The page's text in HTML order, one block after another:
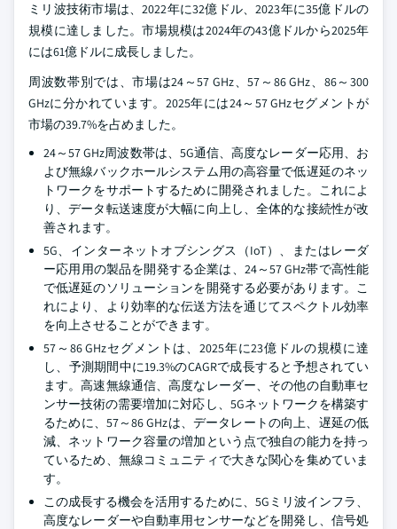
ミリ波技術市場は、2022年に32億ドル、2023年に35億ドルの
規模に達しました。市場規模は2024年の43億ドルから2025年
には61億ドルに成長しました。
周波数帯別では、市場は24～57 GHz、57～86 GHz、86～300
GHzに分かれています。2025年には24～57 GHzセグメントが
市場の39.7%を占めました。
24～57 GHz周波数帯は、5G通信、高度なレーダー応用、お
よび無線バックホールシステム用の高容量で低遅延のネッ
トワークをサポートするために開発されました。これによ
り、データ転送速度が大幅に向上し、全体的な接続性が改
善されます。
5G、インターネットオブシングス（IoT）、またはレーダ
ー応用用の製品を開発する企業は、24～57 GHz帯で高性能
で低遅延のソリューションを開発する必要があります。こ
れにより、より効率的な伝送方法を通じてスペクトル効率
を向上させることができます。
57～86 GHzセグメントは、2025年に23億ドルの規模に達
し、予測期間中に19.3%のCAGRで成長すると予想されてい
ます。高速無線通信、高度なレーダー、その他の自動車セ
ンサー技術の需要増加に対応し、5Gネットワークを構築す
るために、57～86 GHzは、データレートの向上、遅延の低
減、ネットワーク容量の増加という点で独自の能力を持っ
ているため、無線コミュニティで大きな関心を集めていま
す。
この成長する機会を活用するために、5Gミリ波インフラ、
高度なレーダーや自動車用センサーなどを開発し、信号処